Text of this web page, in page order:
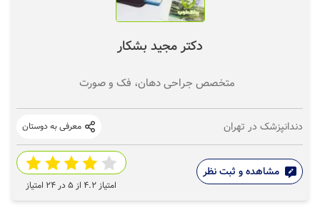
دکتر مجید بشکار
متخصص جراحی دهان، فک و صورت
دندانپزشک در تهران معرفی به دوستان
مشاهده و ثبت نظر
امتیاز4.2 از ۵ در 24 امتیاز